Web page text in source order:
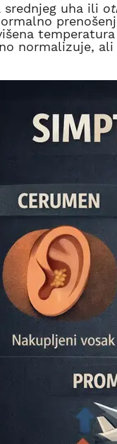
srednjeg uha ili
normalizuje,